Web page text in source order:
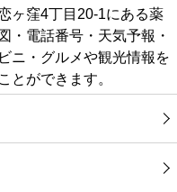
ヶ窪4丁目20-1にある薬
・電話番号・天気予報・
ニ・グルメや観光情報を
とができます。